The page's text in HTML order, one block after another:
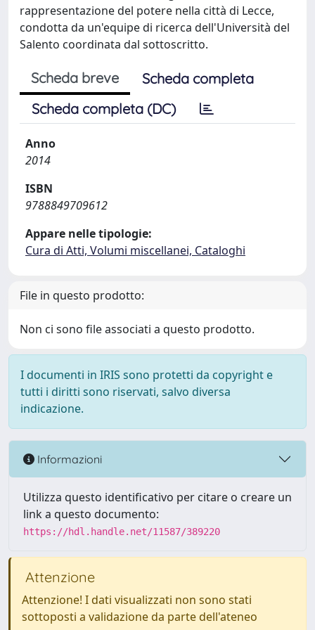
rappresentazione del potere nella città di Lecce,
condotta da un'equipe di ricerca dell'Università del
Salento coordinata dal sottoscritto.
Scheda breve
Scheda completa
Scheda completa (DC)
Anno
2014
ISBN
9788849709612
Appare nelle tipologie:
Cura di Atti, Volumi miscellanei, Cataloghi
File in questo prodotto:
Non ci sono file associati a questo prodotto.
I documenti in IRIS sono protetti da copyright e
tutti i diritti sono riservati, salvo diversa
indicazione.
Informazioni
Utilizza questo identificativo per citare o creare un
link a questo documento:
https://hdl.handle.net/11587/389220
Attenzione
Attenzione! I dati visualizzati non sono stati
sottoposti a validazione da parte dell'ateneo